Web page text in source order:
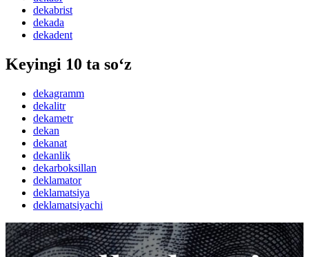
dekabrist
dekada
dekadent
Keyingi 10 ta so‘z
dekagramm
dekalitr
dekametr
dekan
dekanat
dekanlik
dekarboksillan
deklamator
deklamatsiya
deklamatsiyachi